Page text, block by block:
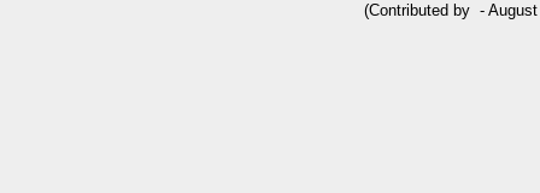
(Contributed by  -